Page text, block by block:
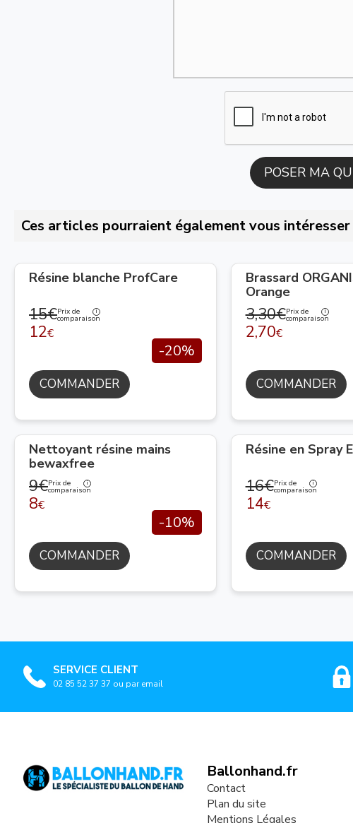
Ces articles pourraient également vous intéresser
Résine blanche ProfCare
15€Prix de
comparaison
12€
-20%
COMMANDER
Brassard
Orange
3,30€Prix de
comparaison
2,70€
COMMANDER
Nettoyant résine mains
bewaxfree
9€Prix de
comparaison
8€
-10%
COMMANDER
Résine en Spray
16€Prix de
comparaison
14€
COMMANDER
SERVICE CLIENT
02 85 52 37 37 ou par email
Ballonhand.fr
Contact
Plan du site
Mentions Légales